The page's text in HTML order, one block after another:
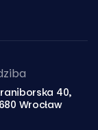
40,
Wrocław